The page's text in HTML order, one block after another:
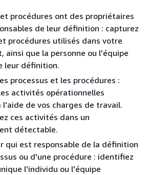
procédures ont des propriétaires
de leur définition : capturez
procédures utilisés dans votre
ainsi que la personne ou l'équipe
leur définition.
processus et les procédures :
activités opérationnelles
l'aide de vos charges de travail.
ces activités dans un
détectable.
qui est responsable de la définition
ou d'une procédure : identifiez
l'individu ou l'équipe